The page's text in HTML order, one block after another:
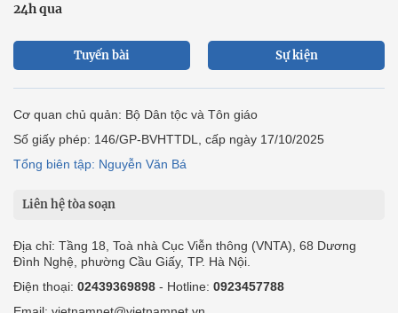
24h qua
Tuyến bài Sự kiện
Cơ quan chủ quản: Bộ Dân tộc và Tôn giáo
Số giấy phép: 146/GP-BVHTTDL, cấp ngày 17/10/2025
Tổng biên tập: Nguyễn Văn Bá
Liên hệ tòa soạn
Địa chỉ: Tầng 18, Toà nhà Cục Viễn thông (VNTA), 68 Dương
Đình Nghệ, phường Cầu Giấy, TP. Hà Nội.
Điện thoại: 02439369898 - Hotline: 0923457788